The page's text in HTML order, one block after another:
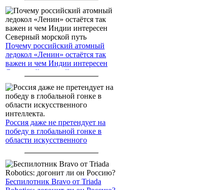
Почему российский атомный
ледокол «Ленин» остаётся так
важен и чем Индии интересен
Северный морской путь
Россия даже не претендует на
победу в глобальной гонке в
области искусственного
Беспилотник Bravo от Triada